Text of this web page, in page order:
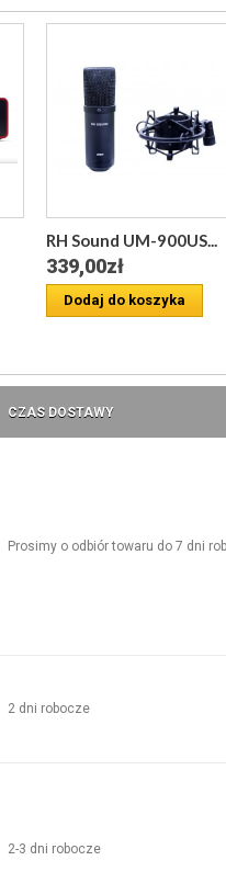
RH Sound UM-900US...
339,00zł
Dodaj do koszyka
CZAS DOSTAWY
Prosimy o odbiór towaru do 7 dni
2 dni robocze
2-3 dni robocze